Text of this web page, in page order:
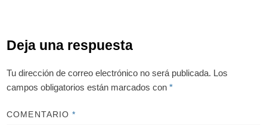
Deja una respuesta
Tu dirección de correo electrónico no será publicada. Los
campos obligatorios están marcados con*
COMENTARIO*